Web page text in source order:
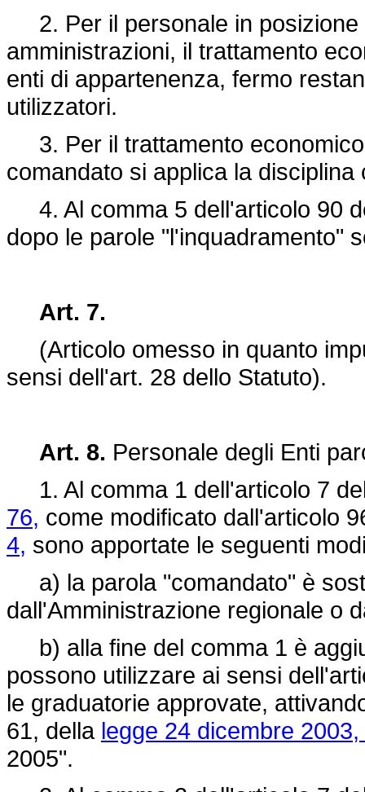
2. Per il personale in posizione
amministrazioni, il trattamento
enti di appartenenza, fermo
utilizzatori.
3. Per il trattamento
comandato si applica la
4. Al comma 5 dell'articolo 90
dopo le parole "l'inquadramento"
Art. 7.
(Articolo omesso in quanto
sensi dell'art. 28 dello Statuto).
Art. 8. Personale degli Enti
1. Al comma 1 dell'articolo 7
76, come modificato dall'articolo
4, sono apportate le seguenti
a) la parola "comandato" è
dall'Amministrazione regionale o
b) alla fine del comma 1 è
possono utilizzare ai sensi
le graduatorie approvate,
61, della legge 24 dicembre
2005".